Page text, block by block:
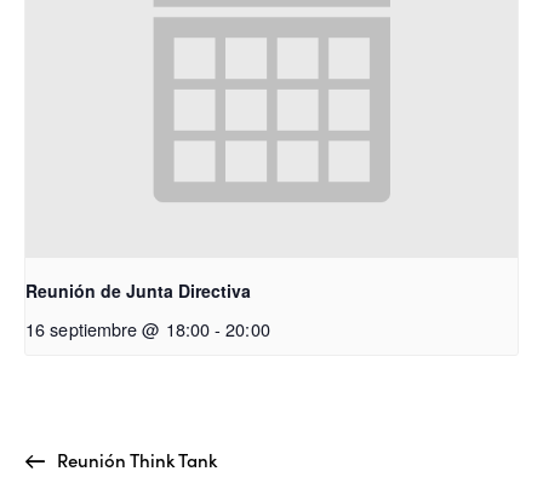
Reunión de Junta Directiva
16 septiembre @ 18:00- 20:00
Reunión Think Tank